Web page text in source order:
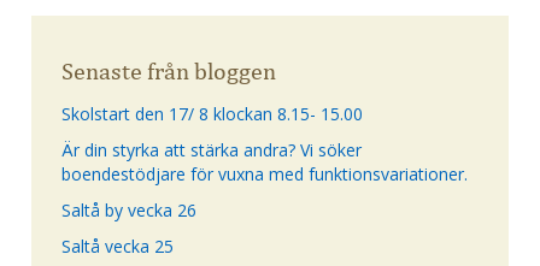
Senaste från bloggen
Skolstart den 17/ 8 klockan 8.15- 15.00
Är din styrka att stärka andra? Vi söker
boendestödjare för vuxna med funktionsvariationer.
Saltå by vecka 26
Saltå vecka 25